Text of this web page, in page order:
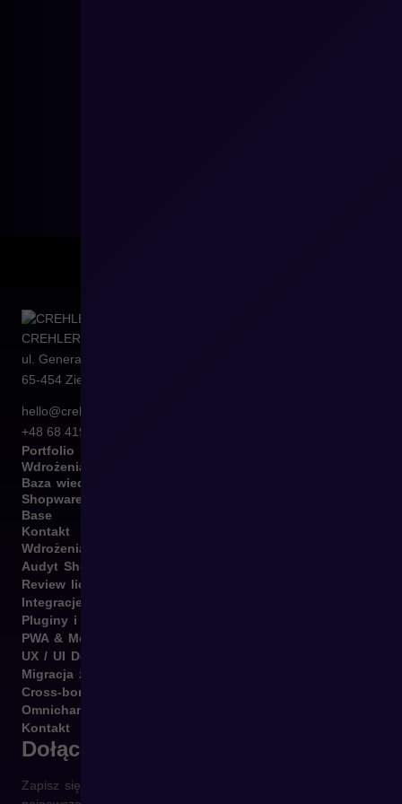
CREHLER Sp. z o.o.
ul. Generała Władysława Sikorskiego 4/120
65-454 Zielona Góra
hello@crehler.com
+48 68 419 94 50
Portfolio
Wdrożenia
Baza wiedzy
Shopware
Base
Kontakt
Wdrożenia B2B i B2C
Audyt Shopware
Review licencji Shopware
Integracje Shopware
Pluginy i template
PWA & Mobile
UX / UI Design
Migracja z różnych platform
Cross-border
Omnichannel
Kontakt
Dołącz do newslettera
Zapisz się do naszego newslettera i otrzymuj raz w tygodniu